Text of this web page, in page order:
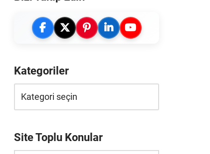
Kategoriler
Site Toplu Konular